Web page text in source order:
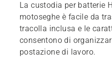
La custodia per batterie
motoseghe è facile da
tracolla inclusa e le
consentono di
postazione di lavoro.